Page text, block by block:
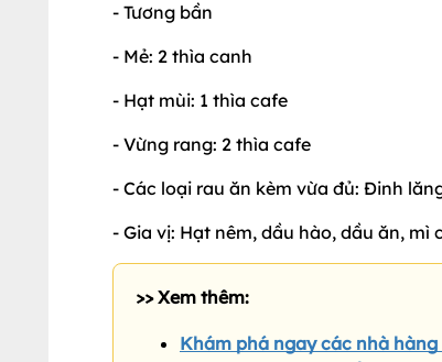
- Tương bần
- Mẻ: 2 thìa canh
- Hạt mùi: 1 thìa cafe
- Vừng rang: 2 thìa cafe
- Các loại rau ăn kèm vừa đủ: Đinh
- Gia vị: Hạt nêm, dầu hào, dầu ăn, mì
>> Xem thêm:
Khám phá ngay các nhà hàng